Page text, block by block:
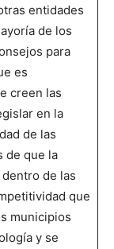
entidades
de los
para
es
creen las
en la
de las
de que la
de las
que
municipios
y se